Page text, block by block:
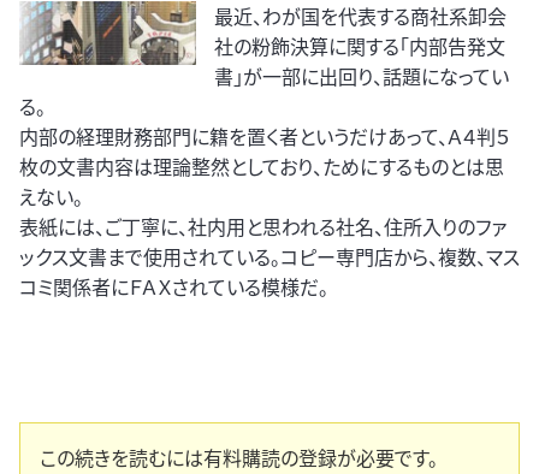
最近、わが国を代表する商社系卸会
社の粉飾決算に関する「内部告発文
書」が一部に出回り、話題になってい
る。
内部の経理財務部門に籍を置く者というだけあって、Ａ４判５
枚の文書内容は理論整然としており、ためにするものとは思
えない。
表紙には、ご丁寧に、社内用と思われる社名、住所入りのファ
ックス文書まで使用されている。コピー専門店から、複数、マス
コミ関係者にＦＡＸされている模様だ。
この続きを読むには有料購読の登録が必要です。